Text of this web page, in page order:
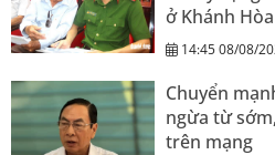
ở Khánh Hòa
14:45 08/08/
Chuyển
ngừa từ
trên mạng